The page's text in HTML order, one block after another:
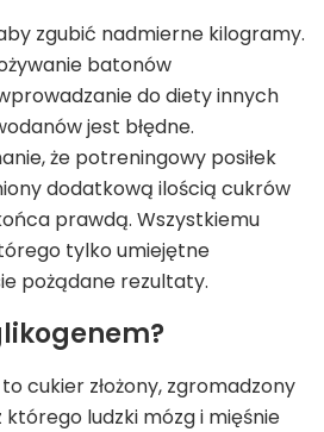
zgubić nadmierne kilogramy.
batonów
do diety innych
jest błędne.
że potreningowy posiłek
dodatkową ilością cukrów
prawdą. Wszystkiemu
tylko umiejętne
pożądane rezultaty.
cukier złożony, zgromadzony
którego ludzki mózg i mięśnie